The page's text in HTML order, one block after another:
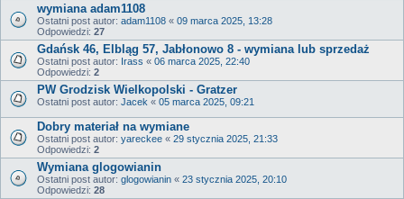
wymiana adam1108
Ostatni post autor: adam1108 « 09 marca 2025, 13:28
Odpowiedzi: 27
Gdańsk 46, Elbląg 57, Jabłonowo 8 - wymiana lub sprzedaż
Ostatni post autor: Irass « 06 marca 2025, 22:40
Odpowiedzi: 2
PW Grodzisk Wielkopolski - Gratzer
Ostatni post autor: Jacek « 05 marca 2025, 09:21
Dobry materiał na wymiane
Ostatni post autor: yareckee « 29 stycznia 2025, 21:33
Odpowiedzi: 2
Wymiana glogowianin
Ostatni post autor: glogowianin « 23 stycznia 2025, 20:10
Odpowiedzi: 28